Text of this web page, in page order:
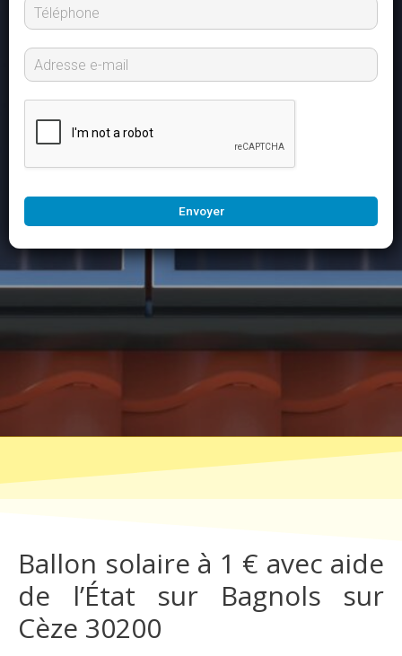
Envoyer
Ballon solaire à 1 € avec aide
de l’État sur Bagnols sur
Cèze 30200